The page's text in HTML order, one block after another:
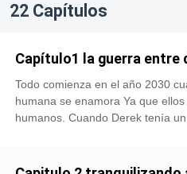
22 Capítulos
Capítulo1 la guerra entre
Todo comienza en el año 2030
humana se enamora Ya que
humanos. Cuando Derek tenía
de los seres místicos para
y ella logró pasar al niño al portal